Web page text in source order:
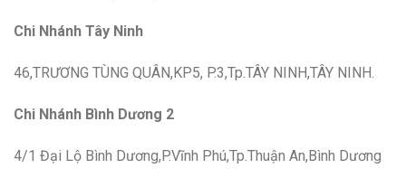
Chi Nhánh Tây Ninh
46,TRƯƠNG TÙNG QUÂN,KP5, P.3,Tp.TÂY NINH,TÂY NINH.
Chi Nhánh Bình Dương 2
4/1 Đại Lộ Bình Dương,P.Vĩnh Phú,Tp.Thuận An,Bình Dương